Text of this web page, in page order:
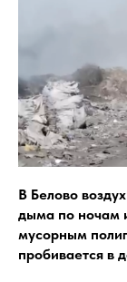
В Белово
дыма по ночам
мусорным
пробивается в